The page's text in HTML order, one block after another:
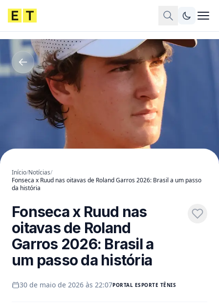
Início/Notícias/
Fonseca x Ruud nas oitavas de Roland Garros 2026: Brasil a um passo
da história
Fonseca x Ruud nas
oitavas de Roland
Garros 2026: Brasil a
um passo da história
30 de maio de 2026 às 22:07PORTAL ESPORTE TÊNIS